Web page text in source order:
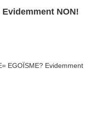
Evidemment NON!